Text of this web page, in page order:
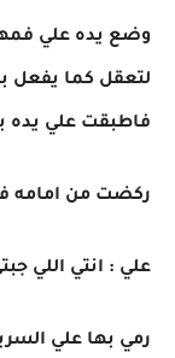
وضع يده علي
لتعقل كما يفعل
فاطبقت علي يده
ركضت من امامه
علي : انتي اللي
رمي بها علي